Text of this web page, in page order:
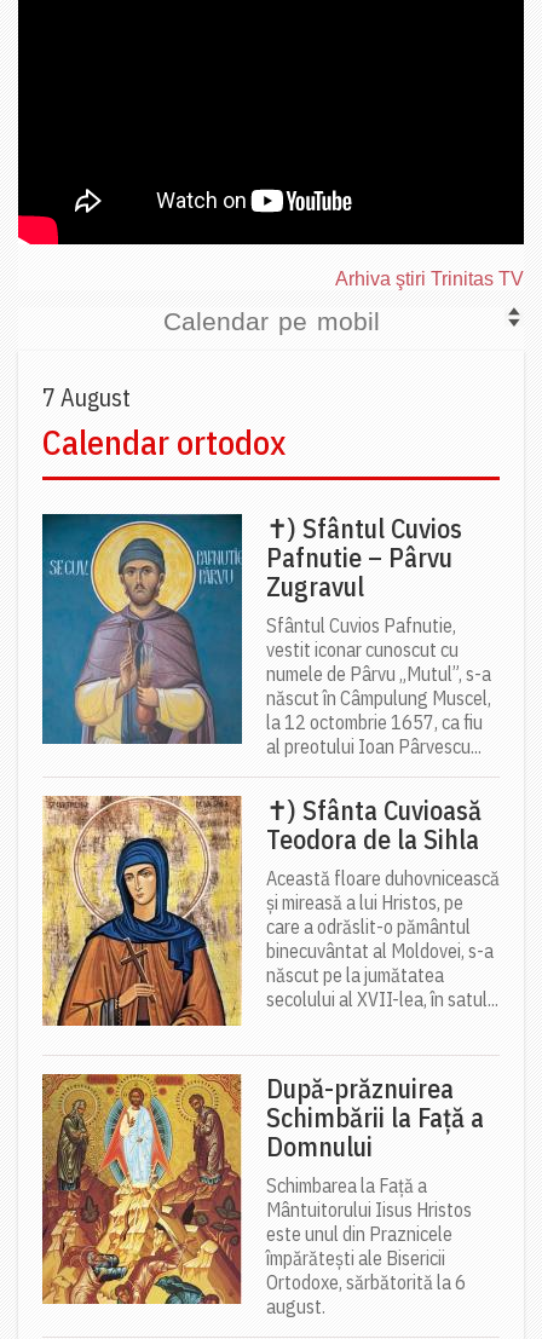
Arhiva ştiri Trinitas TV
Calendar pe mobil
7 August
Calendar ortodox
✝) Sfântul Cuvios
Pafnutie – Pârvu
Zugravul
Sfântul Cuvios Pafnutie,
vestit iconar cunoscut cu
numele de Pârvu „Mutul”, s-a
născut în Câmpulung Muscel,
la 12 octombrie 1657, ca fiu
al preotului Ioan Pârvescu...
✝) Sfânta Cuvioasă
Teodora de la Sihla
Această floare duhovnicească
și mireasă a lui Hristos, pe
care a odrăslit-o pământul
binecuvântat al Moldovei, s-a
născut pe la jumătatea
secolului al XVII-lea, în satul...
După-prăznuirea
Schimbării la Față a
Domnului
Schimbarea la Față a
Mântuitorului Iisus Hristos
este unul din Praznicele
împărătești ale Bisericii
Ortodoxe, sărbătorită la 6
august.